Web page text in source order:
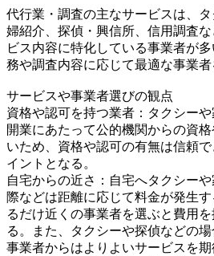
代行業・調査の主なサービスは、
婦紹介、探偵・興信所、信用調査
ビス内容に特化している事業者が
務や調査内容に応じて最適な事業者
サービスや事業者選びの観点
資格や認可を持つ業者：タクシー
開業にあたって公的機関からの資
いため、資格や認可の有無は信頼
イントとなる。
自宅からの近さ：自宅へタクシー
際などは距離に応じて料金が発生
るだけ近くの事業者を選ぶと費用
る。また、タクシーや探偵などの
事業者からはよりよいサービスを期